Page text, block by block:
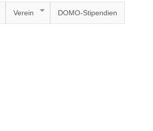
Verein DOMO-Stipendien